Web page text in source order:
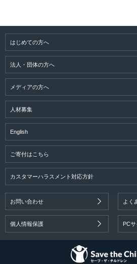
はじめての方へ
法人・団体の方へ
メディアの方へ
人材募集
English
ご寄付はこちら
カスタマーハラスメント対応方針
お問い合わせ よく
個人情報保護 PC